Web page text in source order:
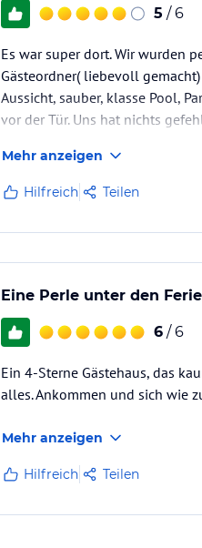
5 / 6
Es war super dort. Wir wurden
Gästeordner( liebevoll
Aussicht, sauber, klasse Pool,
vor der Tür. Uns hat nichts
Mehr anzeigen
Hilfreich Teilen
Eine Perle unter den
6 / 6
Ein 4-Sterne Gästehaus, das
alles. Ankommen und sich wie
Mehr anzeigen
Hilfreich Teilen